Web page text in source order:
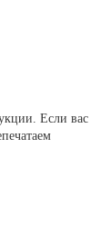
Если вас